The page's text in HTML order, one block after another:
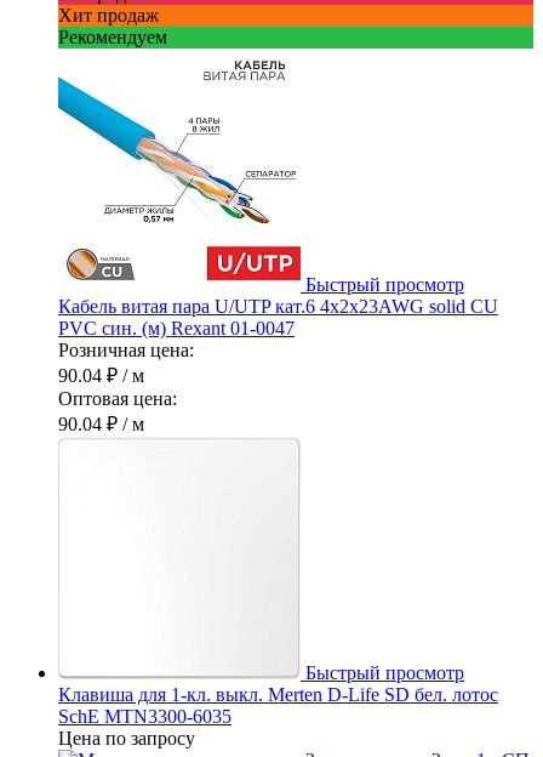
Хит продаж
Рекомендуем
Быстрый просмотр
Кабель витая пара U/UTP кат.6 4х2х23AWG solid CU
PVC син. (м) Rexant 01-0047
Розничная цена:
90.04 ₽ / м
Оптовая цена:
90.04 ₽ / м
Быстрый просмотр
Клавиша для 1-кл. выкл. Merten D-Life SD бел. лотос
SchE MTN3300-6035
Цена по запросу